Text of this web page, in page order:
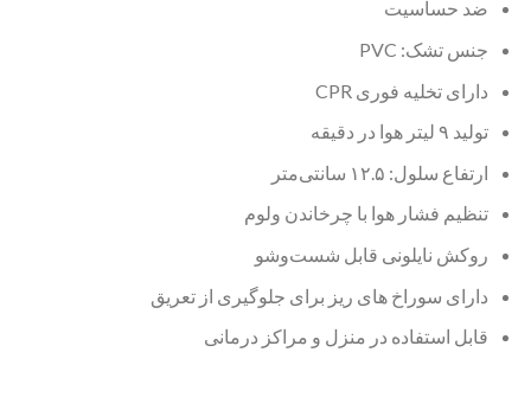
ضد حساسیت
جنس تشک: PVC
دارای تخلیه فوری CPR
تولید ۹ لیتر هوا در دقیقه
ارتفاع سلول: ۱۲.۵ سانتی‌متر
تنظیم فشار هوا با چرخاندن ولوم
روکش نایلونی قابل شست‌وشو
دارای سوراخ های ریز برای جلوگیری از تعریق
قابل استفاده در منزل و مراکز درمانی